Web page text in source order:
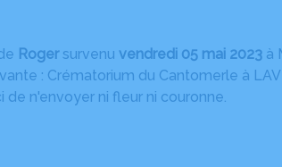
Rogersurvenu vendredi 05 mai 2023 à
: Crématorium du Cantomerle à
n'envoyer ni fleur ni couronne.